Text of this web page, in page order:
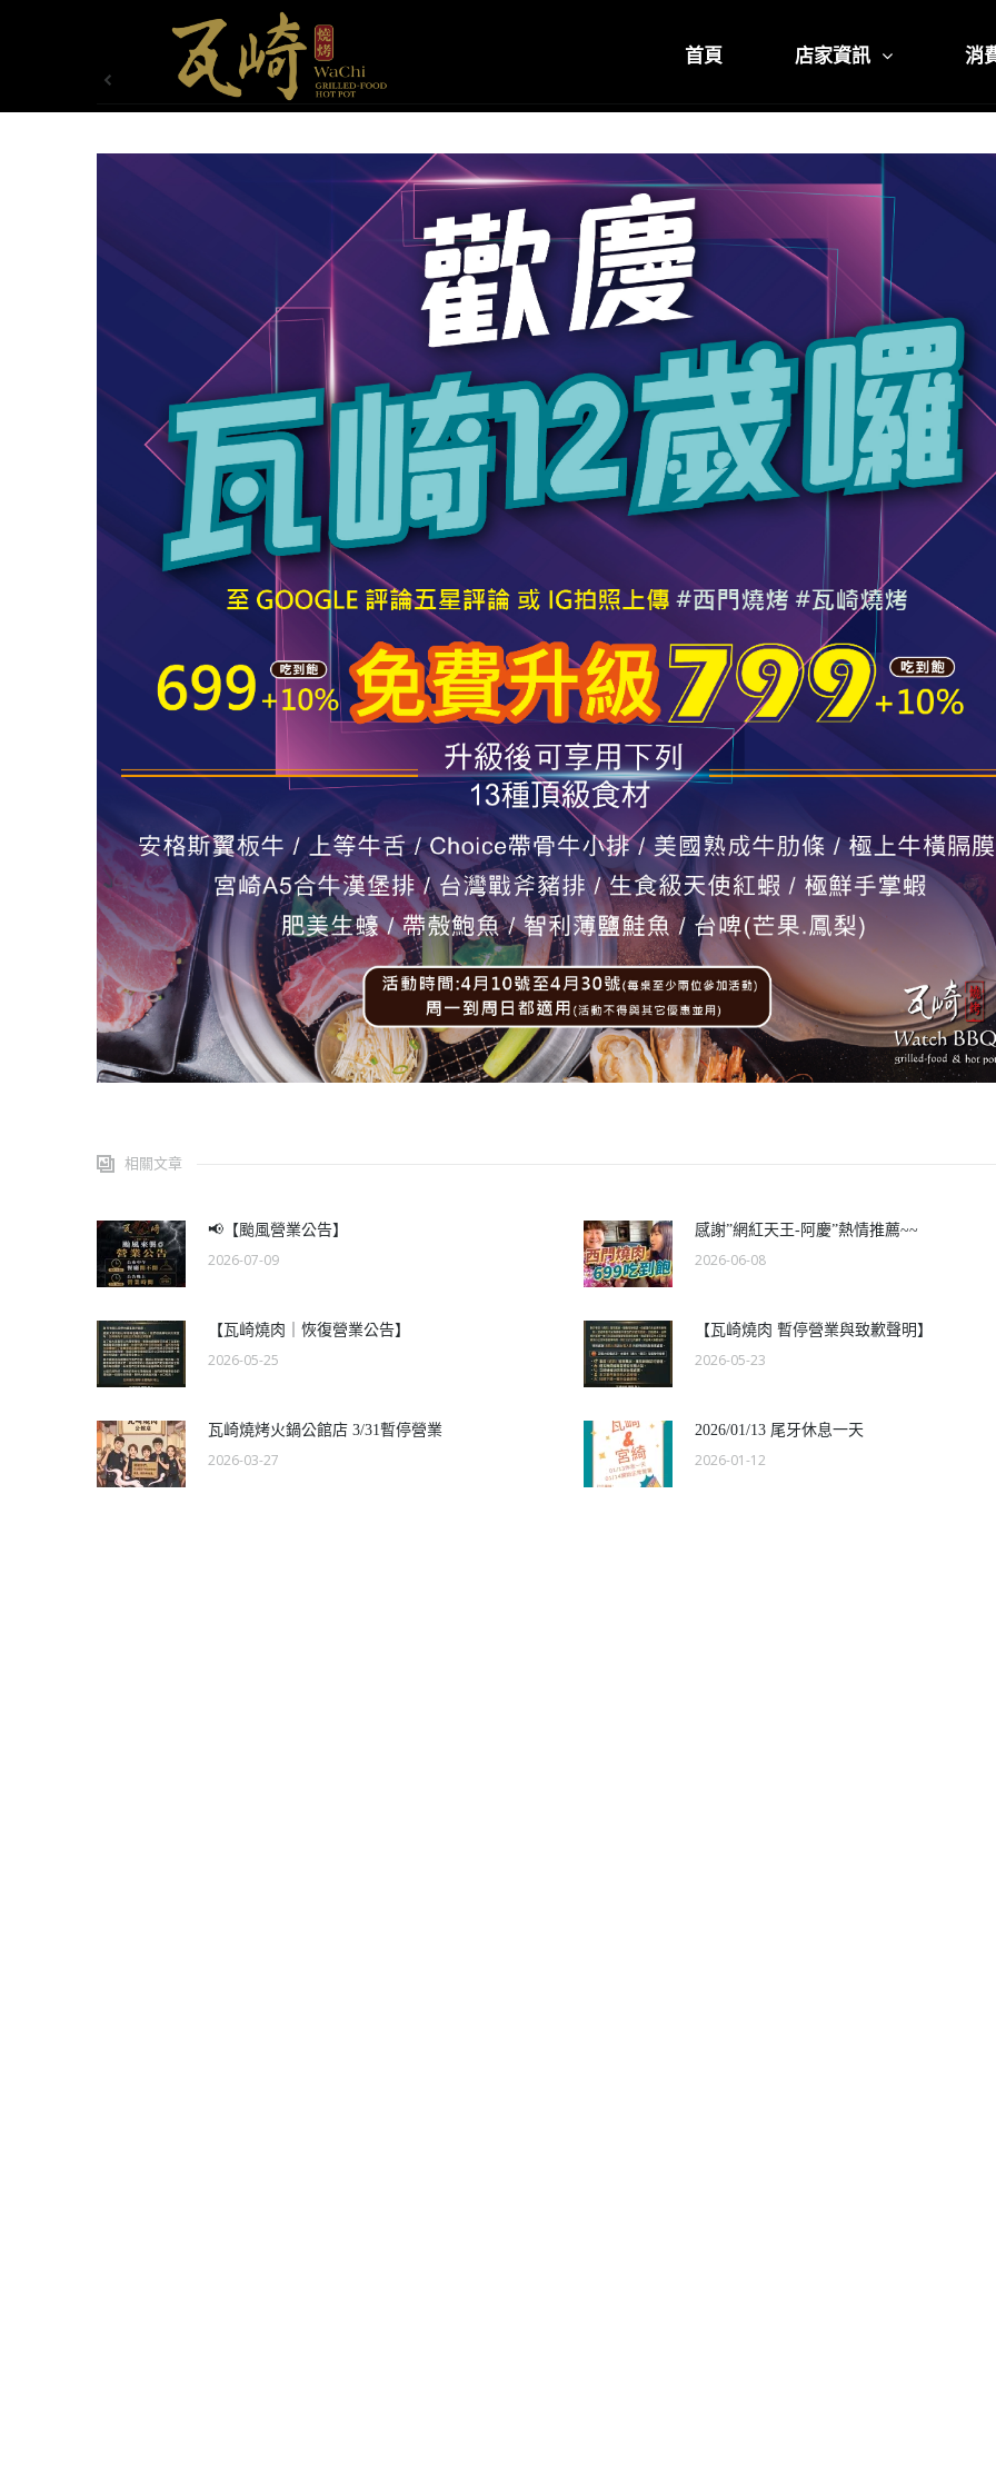
首頁 店家資訊 消
相關文章
📢【颱風營業公告】
2026-07-09
感謝”網紅天王-阿慶”熱情推薦~~
2026-06-08
【瓦崎燒肉｜恢復營業公告】
2026-05-25
【瓦崎燒肉 暫停營業與致歉聲明】
2026-05-23
瓦崎燒烤火鍋公館店 3/31暫停營業
2026-03-27
2026/01/13 尾牙休息一天
2026-01-12